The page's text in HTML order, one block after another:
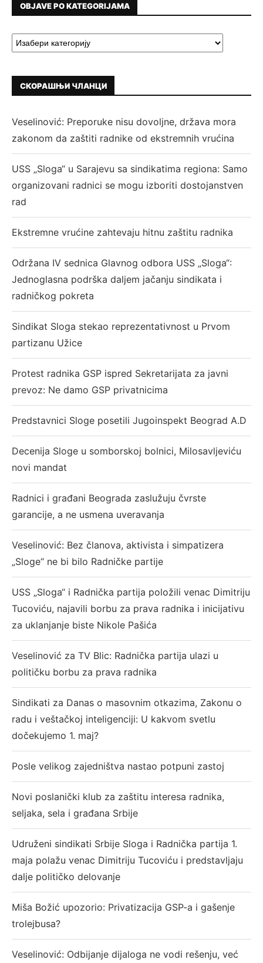
OBJAVE PO KATEGORIJAMA
СКОРАШЊИ ЧЛАНЦИ
Veselinović: Preporuke nisu dovoljne, država mora
zakonom da zaštiti radnike od ekstremnih vrućina
USS „Sloga“ u Sarajevu sa sindikatima regiona: Samo
organizovani radnici se mogu izboriti dostojanstven
rad
Ekstremne vrućine zahtevaju hitnu zaštitu radnika
Održana IV sednica Glavnog odbora USS „Sloga“:
Jednoglasna podrška daljem jačanju sindikata i
radničkog pokreta
Sindikat Sloga stekao reprezentativnost u Prvom
partizanu Užice
Protest radnika GSP ispred Sekretarijata za javni
prevoz: Ne damo GSP privatnicima
Predstavnici Sloge posetili Jugoinspekt Beograd A.D
Decenija Sloge u somborskoj bolnici, Milosavljeviću
novi mandat
Radnici i građani Beograda zaslužuju čvrste
garancije, a ne usmena uveravanja
Veselinović: Bez članova, aktivista i simpatizera
„Sloge“ ne bi bilo Radničke partije
USS „Sloga“ i Radnička partija položili venac Dimitriju
Tucoviću, najavili borbu za prava radnika i inicijativu
za uklanjanje biste Nikole Pašića
Veselinović za TV Blic: Radnička partija ulazi u
političku borbu za prava radnika
Sindikati za Danas o masovnim otkazima, Zakonu o
radu i veštačkoj inteligenciji: U kakvom svetlu
dočekujemo 1. maj?
Posle velikog zajedništva nastao potpuni zastoj
Novi poslanički klub za zaštitu interesa radnika,
seljaka, sela i građana Srbije
Udruženi sindikati Srbije Sloga i Radnička partija 1.
maja polažu venac Dimitriju Tucoviću i predstavljaju
dalje političko delovanje
Miša Božić upozorio: Privatizacija GSP-a i gašenje
trolejbusa?
Veselinović: Odbijanje dijaloga ne vodi rešenju, već